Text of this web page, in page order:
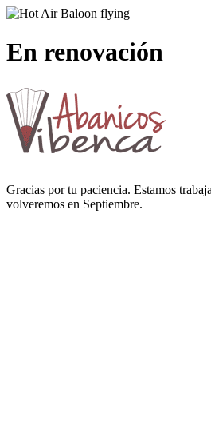
En renovación
Gracias por tu paciencia. Estamos
volveremos en Septiembre.